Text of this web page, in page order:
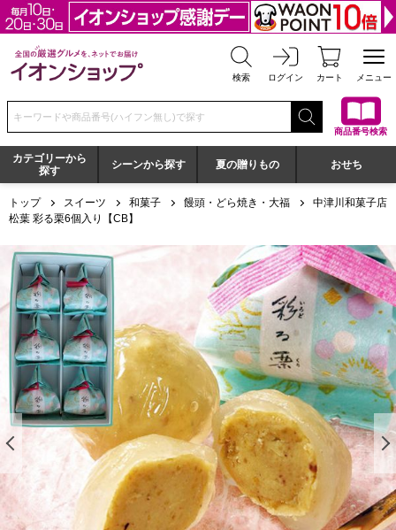
全国の厳選グルメを、ネットでお届け イオンショップ
検索 ログイン カート メニュー
検索キーワードまたは商品番号を入力してください
商品番号検索
カテゴリーから
探す
シーンから探す 夏の贈りもの おせち
トップ スイーツ 和菓子 饅頭・どら焼き・大福
中津川和菓子店
松葉 彩る栗6個入り【CB】
中津川和菓子店 松葉 彩る栗6個入り【CB】
前の画像を表示する